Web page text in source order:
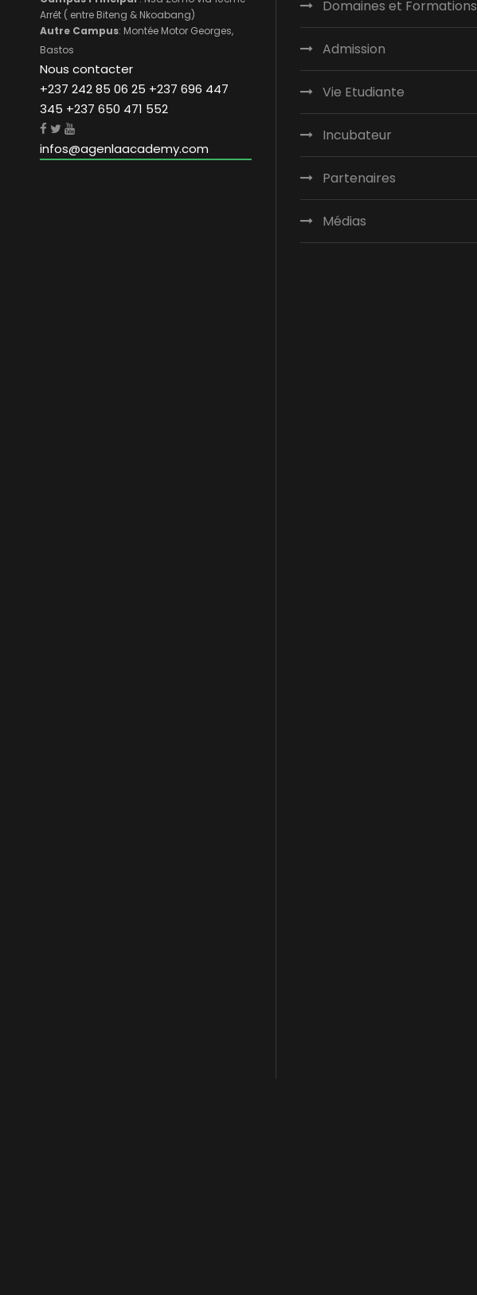
Arrêt ( entre Biteng & Nkoabang)
Autre Campus: Montée Motor Georges,
Bastos
Nous contacter
+237 242 85 06 25 +237 696 447
345 +237 650 471 552
infos@agenlaacademy.com
Domaines et Formations
Admission
Vie Etudiante
Incubateur
Partenaires
Médias